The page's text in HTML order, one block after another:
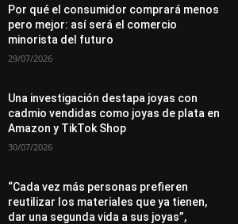
Por qué el consumidor comprará menos
pero mejor: así será el comercio
minorista del futuro
29/07/2026
Una investigación destapa joyas con
cadmio vendidas como joyas de plata en
Amazon y TikTok Shop
30/07/2026
“Cada vez más personas prefieren
reutilizar los materiales que ya tienen,
dar una segunda vida a sus joyas”,